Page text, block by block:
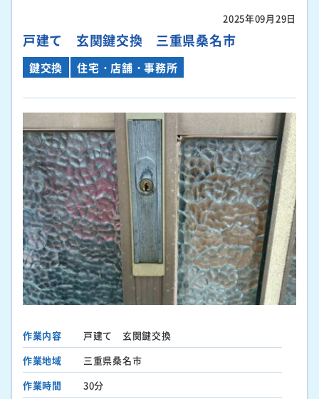
2025年09月29日
戸建て 玄関鍵交換 三重県桑名市
鍵交換 住宅・店舗・事務所
作業内容
戸建て 玄関鍵交換
作業地域
三重県桑名市
作業時間
30分